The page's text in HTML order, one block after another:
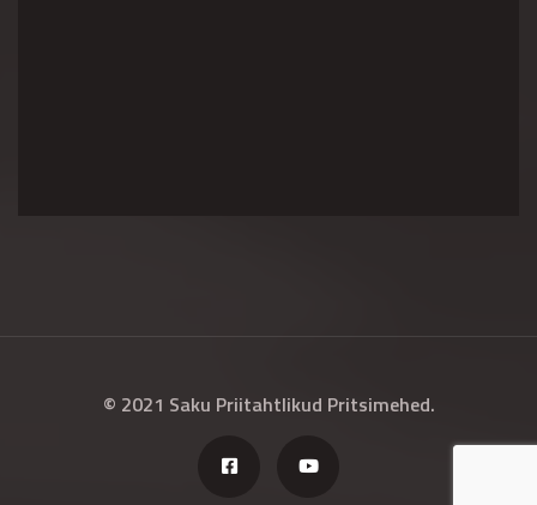
© 2021 Saku Priitahtlikud Pritsimehed.